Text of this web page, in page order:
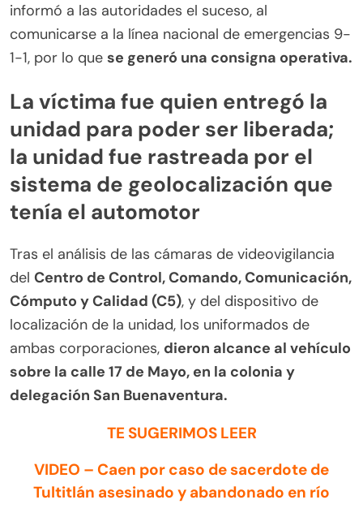
informó a las autoridades el suceso, al
comunicarse a la línea nacional de emergencias 9-
1-1, por lo que se generó una consigna operativa.
La víctima fue quien entregó la
unidad para poder ser liberada;
la unidad fue rastreada por el
sistema de geolocalización que
tenía el automotor
Tras el análisis de las cámaras de videovigilancia
del Centro de Control, Comando, Comunicación,
Cómputo y Calidad (C5), y del dispositivo de
localización de la unidad, los uniformados de
ambas corporaciones, dieron alcance al vehículo
sobre la calle 17 de Mayo, en la colonia y
delegación San Buenaventura.
TE SUGERIMOS LEER
VIDEO – Caen por caso de sacerdote de
Tultitlán asesinado y abandonado en río